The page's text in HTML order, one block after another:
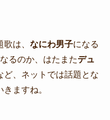
は、 なにわ男子になる
るのか、はたまたデュ
ど、ネットでは話題とな
ますね。